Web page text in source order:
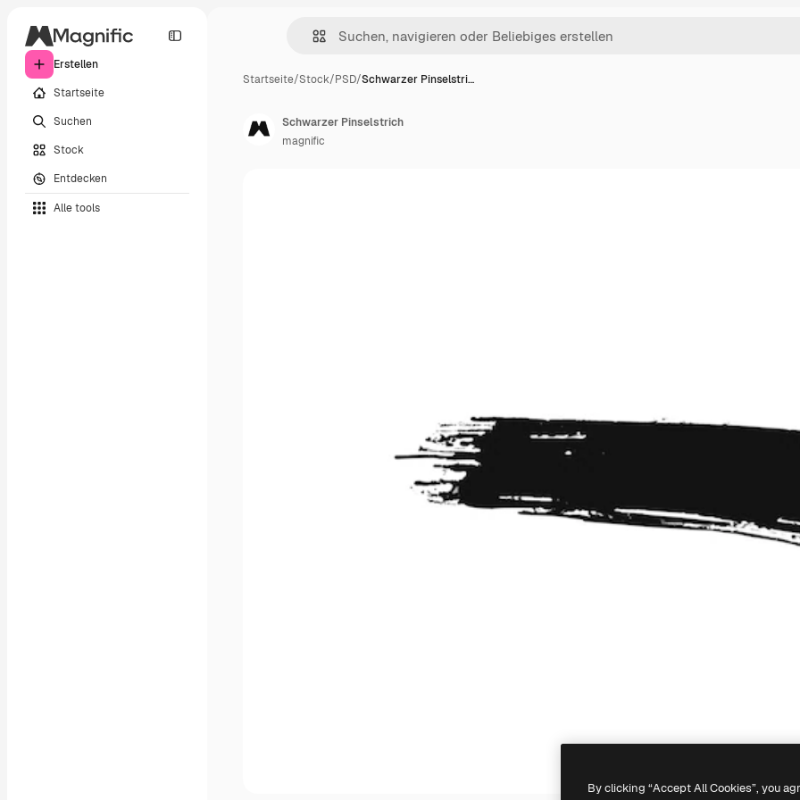
Erstellen
Startseite
Suchen
Stock
Entdecken
Alle tools
Startseite/Stock/PSD/Schwarzer Pinselstri…
Schwarzer Pinselstrich
magnific
By clicking “Accept All Cookies”, you